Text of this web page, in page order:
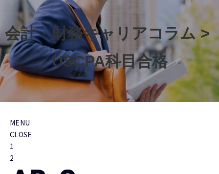
会計・財務キャリアコラム >
USCPA科目合格
MENU
CLOSE
1
2